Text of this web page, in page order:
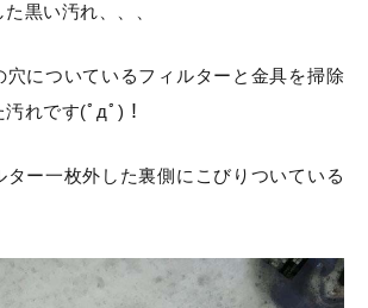
黒い汚れ、、、
穴についているフィルターと金具を掃除
れです(ﾟдﾟ)！
ター一枚外した裏側にこびりついている